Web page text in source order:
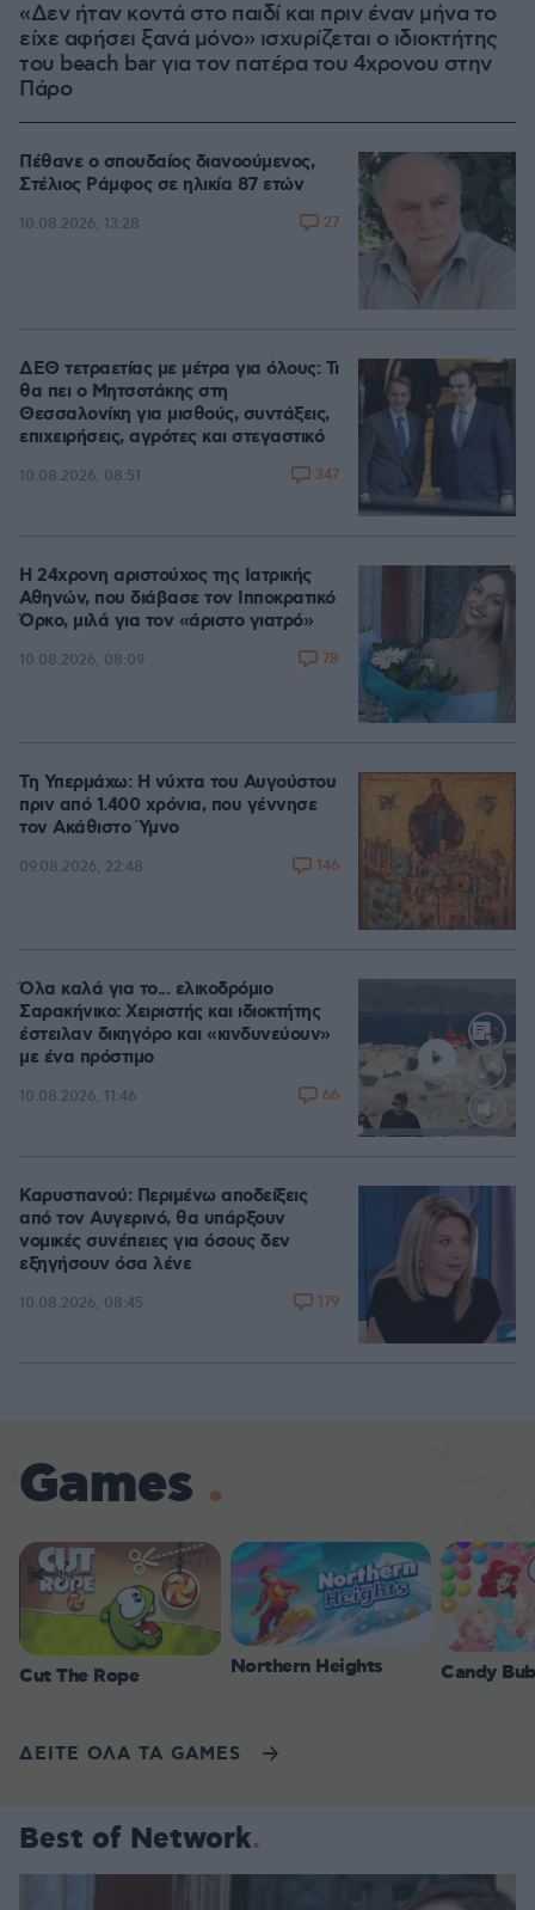
«Δεν ήταν κοντά στο παιδί και πριν έναν μήνα το
είχε αφήσει ξανά μόνο» ισχυρίζεται ο ιδιοκτήτης
του beach bar για τον πατέρα του 4χρονου στην
Πάρο
Πέθανε ο σπουδαίος διανοούμενος,
Στέλιος Ράμφος σε ηλικία 87 ετών
10.08.2026, 13:28 27
ΔΕΘ τετραετίας με μέτρα για όλους: Τι
θα πει ο Μητσοτάκης στη
Θεσσαλονίκη για μισθούς, συντάξεις,
επιχειρήσεις, αγρότες και στεγαστικό
10.08.2026, 08:51 347
Η 24χρονη αριστούχος της Ιατρικής
Αθηνών, που διάβασε τον Ιπποκρατικό
Όρκο, μιλά για τον «άριστο γιατρό»
10.08.2026, 08:09 78
Τη Υπερμάχω: Η νύχτα του Αυγούστου
πριν από 1.400 χρόνια, που γέννησε
τον Ακάθιστο Ύμνο
09.08.2026, 22:48 146
Loaded
Όλα καλά για το... ελικοδρόμιο
Σαρακήνικο: Χειριστής και ιδιοκτήτης
έστειλαν δικηγόρο και «κινδυνεύουν»
με ένα πρόστιμο
10.08.2026, 11:46 66
Καρυστιανού: Περιμένω αποδείξεις
από τον Αυγερινό, θα υπάρξουν
νομικές συνέπειες για όσους δεν
εξηγήσουν όσα λένε
10.08.2026, 08:45 179
Games
Cut The Rope Northern Heights Candy
ΔΕΙΤΕ ΟΛΑ ΤΑ GAMES
Best of Network